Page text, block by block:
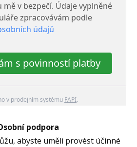
mě v bezpečí. Údaje vyplněné
zpracovávám podle
údajů
s povinností platby
v prodejním systému FAPI.
podpora
abyste uměli provést účinné